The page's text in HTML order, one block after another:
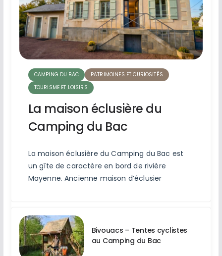
CAMPING DU BAC
PATRIMOINES ET CURIOSITÉS
TOURISME ET LOISIRS
La maison éclusière du
Camping du Bac
La maison éclusière du Camping du Bac est
un gîte de caractère en bord de rivière
Mayenne. Ancienne maison d’éclusier
Bivouacs – Tentes cyclistes
au Camping du Bac